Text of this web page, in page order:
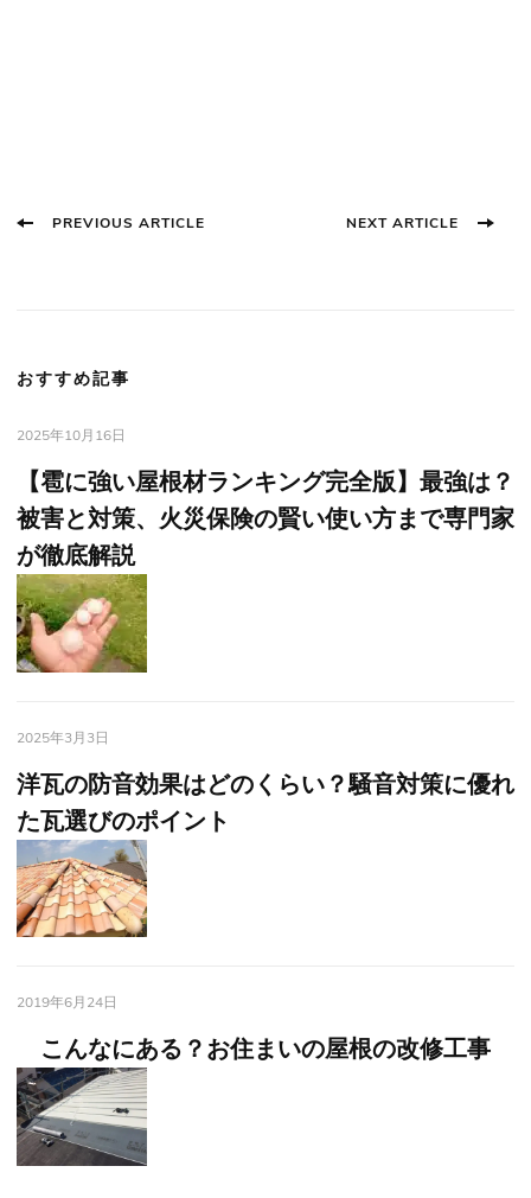
PostPREVIOUS ARTICLE NEXT ARTICLE
おすすめ記事
2025年10月16日
【雹に強い屋根材ランキング完全版】最強は？
被害と対策、火災保険の賢い使い方まで専門家
が徹底解説
2025年3月3日
洋瓦の防音効果はどのくらい？騒音対策に優れ
た瓦選びのポイント
2019年6月24日
こんなにある？お住まいの屋根の改修工事